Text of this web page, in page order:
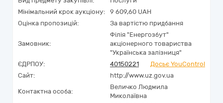
Мінімальний крок аукціону:
9 609,60 UAH
Оцінка пропозицій:
За вартістю придбання
Замовник:
Філія "Енергозбут"
акціонерного товариства
"Українська залізниця"
ЄДРПОУ:
40150221
Досьє YouControl
Сайт:
http://www.uz.gov.ua
Контактна особа:
Величко Людмила
Миколаївна